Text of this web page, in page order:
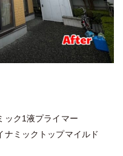
ック1液プライマー
ナミックトップマイルド